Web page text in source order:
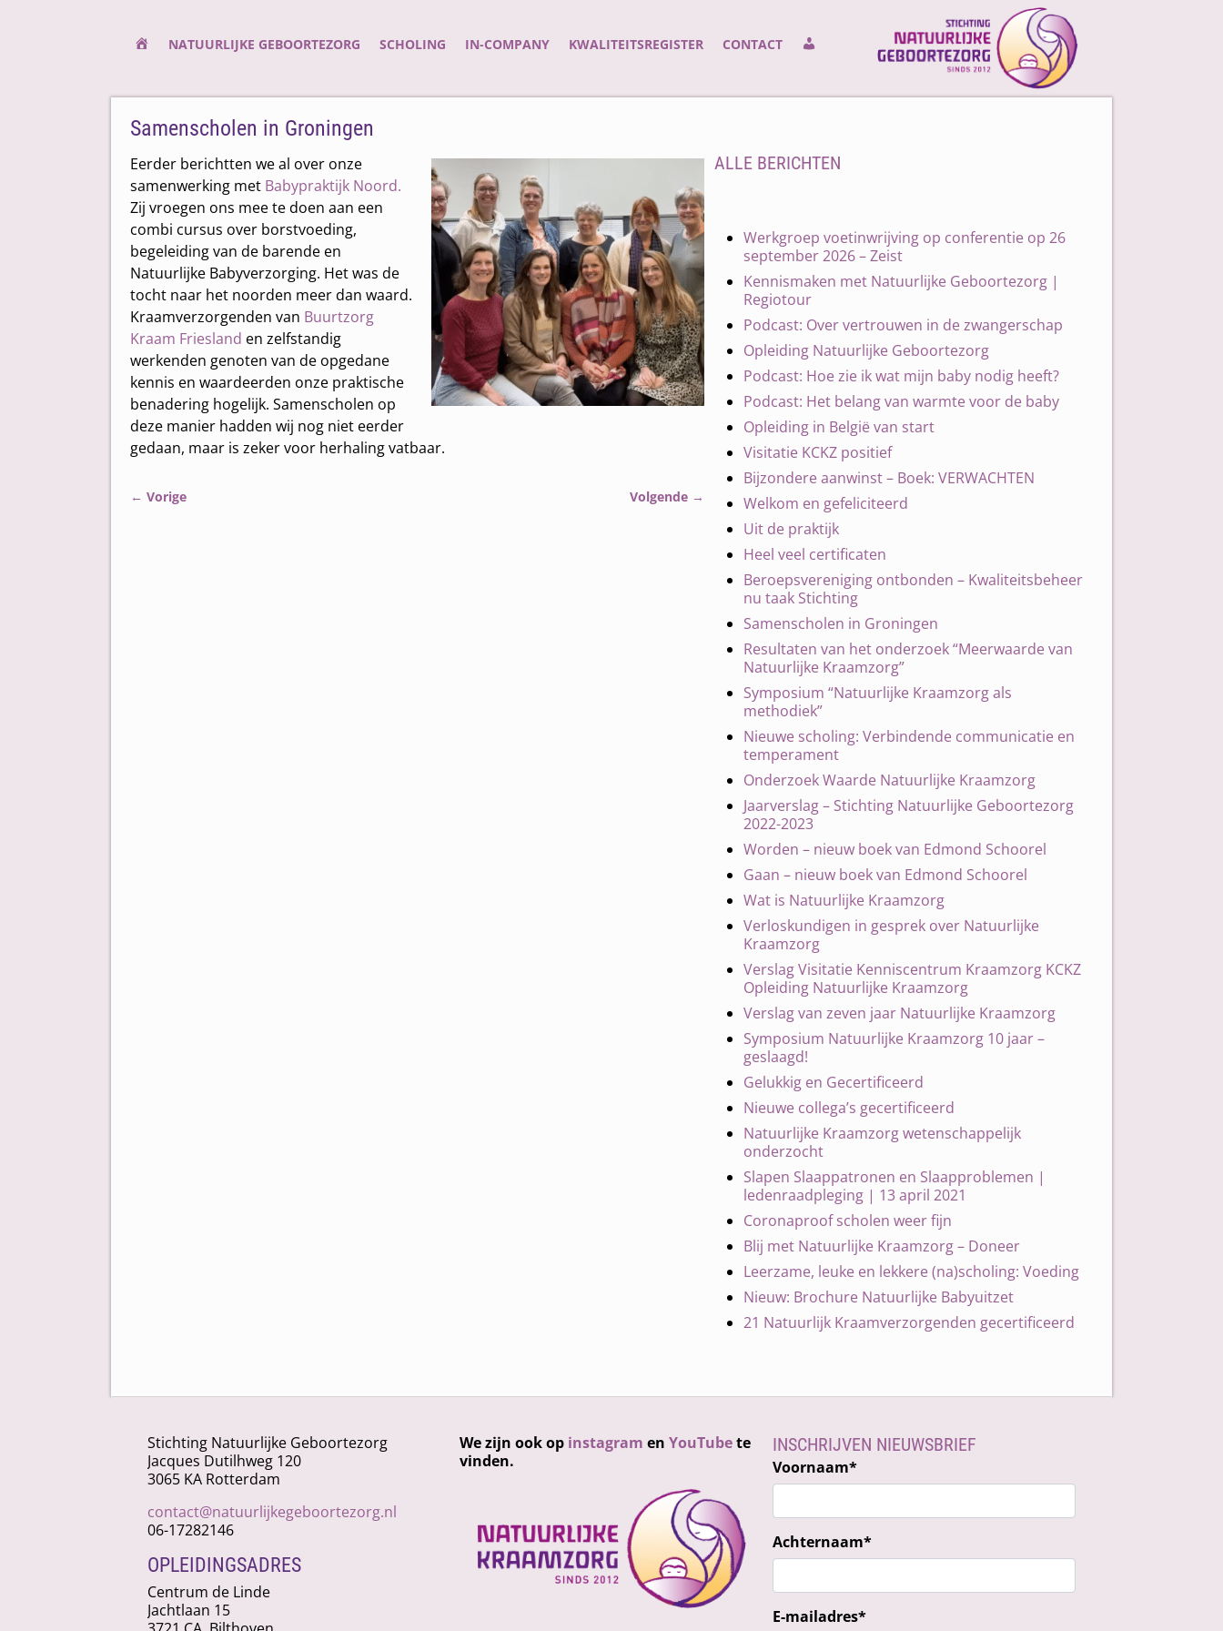
Natuurlijke Kraamzorg – Aanvragen | Scholingen | Opleidingen | Beroepsvereniging | Kwaliteitsregister
NATUURLIJKE GEBOORTEZORG SCHOLING IN-COMPANY KWALITEITSREGISTER CONTACT
Samenscholen in Groningen
Eerder berichtten we al over onze
samenwerking met Babypraktijk Noord.
Zij vroegen ons mee te doen aan een
combi cursus over borstvoeding,
begeleiding van de barende en
Natuurlijke Babyverzorging. Het was de
tocht naar het noorden meer dan waard.
Kraamverzorgenden van Buurtzorg
Kraam Friesland en zelfstandig
werkenden genoten van de opgedane
kennis en waardeerden onze praktische
benadering hogelijk. Samenscholen op
deze manier hadden wij nog niet eerder
gedaan, maar is zeker voor herhaling vatbaar.
← Vorige Volgende →
ALLE BERICHTEN
Werkgroep voetinwrijving op conferentie op 26
september 2026 – Zeist
Kennismaken met Natuurlijke Geboortezorg |
Regiotour
Podcast: Over vertrouwen in de zwangerschap
Opleiding Natuurlijke Geboortezorg
Podcast: Hoe zie ik wat mijn baby nodig heeft?
Podcast: Het belang van warmte voor de baby
Opleiding in België van start
Visitatie KCKZ positief
Bijzondere aanwinst – Boek: VERWACHTEN
Welkom en gefeliciteerd
Uit de praktijk
Heel veel certificaten
Beroepsvereniging ontbonden – Kwaliteitsbeheer
nu taak Stichting
Samenscholen in Groningen
Resultaten van het onderzoek “Meerwaarde van
Natuurlijke Kraamzorg”
Symposium “Natuurlijke Kraamzorg als
methodiek”
Nieuwe scholing: Verbindende communicatie en
temperament
Onderzoek Waarde Natuurlijke Kraamzorg
Jaarverslag – Stichting Natuurlijke Geboortezorg
2022-2023
Worden – nieuw boek van Edmond Schoorel
Gaan – nieuw boek van Edmond Schoorel
Wat is Natuurlijke Kraamzorg
Verloskundigen in gesprek over Natuurlijke
Kraamzorg
Verslag Visitatie Kenniscentrum Kraamzorg KCKZ
Opleiding Natuurlijke Kraamzorg
Verslag van zeven jaar Natuurlijke Kraamzorg
Symposium Natuurlijke Kraamzorg 10 jaar –
geslaagd!
Gelukkig en Gecertificeerd
Nieuwe collega’s gecertificeerd
Natuurlijke Kraamzorg wetenschappelijk
onderzocht
Slapen Slaappatronen en Slaapproblemen |
ledenraadpleging | 13 april 2021
Coronaproof scholen weer fijn
Blij met Natuurlijke Kraamzorg – Doneer
Leerzame, leuke en lekkere (na)scholing: Voeding
Nieuw: Brochure Natuurlijke Babyuitzet
21 Natuurlijk Kraamverzorgenden gecertificeerd
Stichting Natuurlijke Geboortezorg
Jacques Dutilhweg 120
3065 KA Rotterdam
contact@natuurlijkegeboortezorg.nl
06-17282146
OPLEIDINGSADRES
Centrum de Linde
Jachtlaan 15
We zijn ook op instagram enYouTubete
vinden.
INSCHRIJVEN NIEUWSBRIEF
Voornaam*
Achternaam*
E-mailadres*